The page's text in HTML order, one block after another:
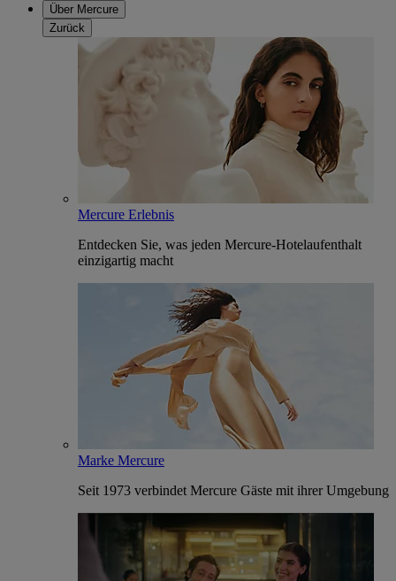
Über Mercure
Zurück
Mercure Erlebnis
Entdecken Sie, was jeden Mercure-Hotelaufenthalt
einzigartig macht
Marke Mercure
Seit 1973 verbindet Mercure Gäste mit ihrer Umgebung